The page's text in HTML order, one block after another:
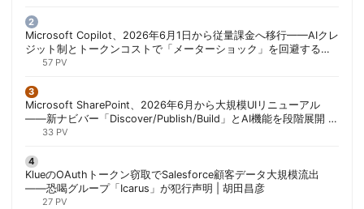
Microsoft Copilot、2026年6月1日から従量課金へ移行——AIクレ
ジット制とトークンコストで「メーターショック」を回避する方
法 | 胡田昌彦
57 PV
Microsoft SharePoint、2026年6月から大規模UIリニューアル
——新ナビバー「Discover/Publish/Build」とAI機能を段階展開 |
胡田昌彦
33 PV
KlueのOAuthトークン窃取でSalesforce顧客データ大規模流出
——恐喝グループ「Icarus」が犯行声明 | 胡田昌彦
27 PV